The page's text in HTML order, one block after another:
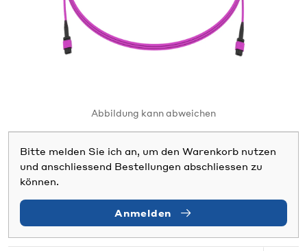
Abbildung kann abweichen
Bitte melden Sie ich an, um den Warenkorb nutzen
und anschliessend Bestellungen abschliessen zu
können.
Anmelden